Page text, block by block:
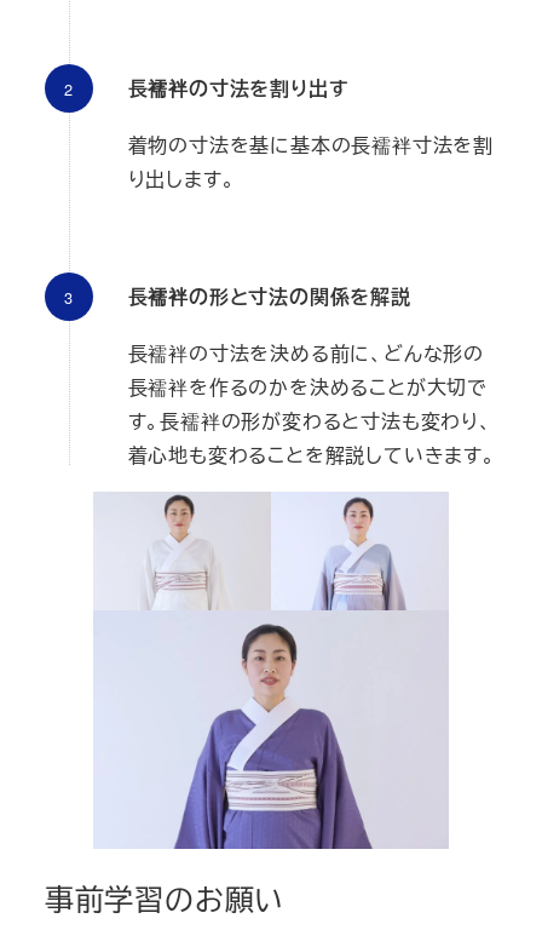
長襦袢の寸法を割り出す
着物の寸法を基に基本の長襦袢寸法を割
り出します。
長襦袢の形と寸法の関係を解説
長襦袢の寸法を決める前に、どんな形の
長襦袢を作るのかを決めることが大切で
す。長襦袢の形が変わると寸法も変わり、
着心地も変わることを解説していきます。
事前学習のお願い